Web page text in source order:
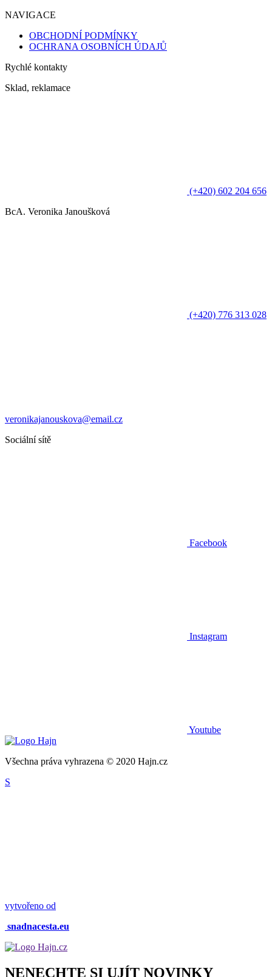
NAVIGACE
OBCHODNÍ PODMÍNKY
OCHRANA OSOBNÍCH ÚDAJŮ
Rychlé kontakty
Sklad, reklamace
(+420) 602 204 656
BcA. Veronika Janoušková
(+420) 776 313 028
veronikajanouskova@email.cz
Sociální sítě
Facebook
Instagram
Youtube
Všechna práva vyhrazena © 2020 Hajn.cz
S
vytvořeno od
snadnacesta.eu
NENECHTE SI UJÍT NOVINKY